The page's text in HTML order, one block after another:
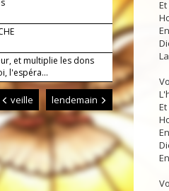
et multiplie les dons
l'espéra...
veille lendemain